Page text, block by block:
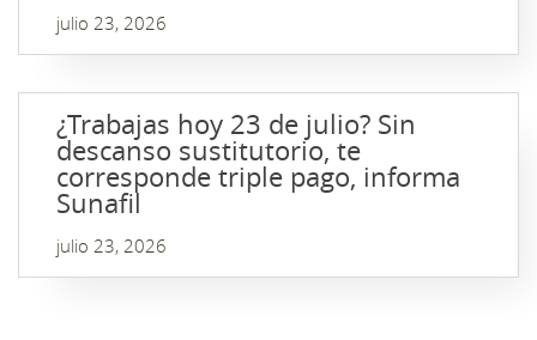
julio 23, 2026
¿Trabajas hoy 23 de julio? Sin
descanso sustitutorio, te
corresponde triple pago, informa
Sunafil
julio 23, 2026